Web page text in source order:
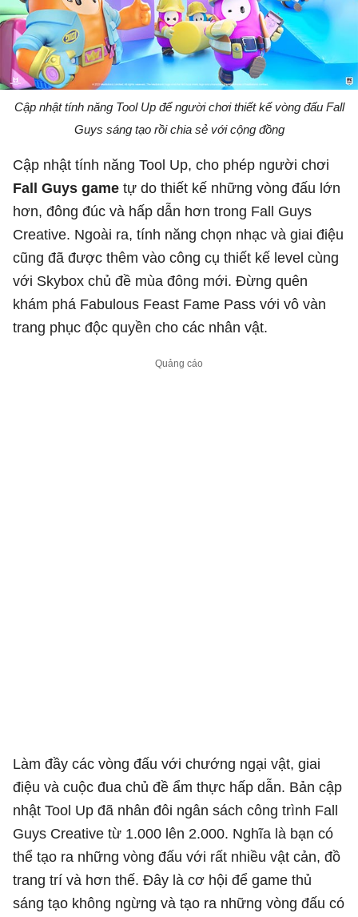
Cập nhật tính năng Tool Up để người chơi thiết kế vòng đấu Fall
Guys sáng tạo rồi chia sẻ với cộng đồng
Cập nhật tính năng Tool Up, cho phép người chơi
Fall Guys game tự do thiết kế những vòng đấu lớn
hơn, đông đúc và hấp dẫn hơn trong Fall Guys
Creative. Ngoài ra, tính năng chọn nhạc và giai điệu
cũng đã được thêm vào công cụ thiết kế level cùng
với Skybox chủ đề mùa đông mới. Đừng quên
khám phá Fabulous Feast Fame Pass với vô vàn
trang phục độc quyền cho các nhân vật.
Làm đầy các vòng đấu với chướng ngại vật, giai
điệu và cuộc đua chủ đề ẩm thực hấp dẫn. Bản cập
nhật Tool Up đã nhân đôi ngân sách công trình Fall
Guys Creative từ 1.000 lên 2.000. Nghĩa là bạn có
thể tạo ra những vòng đấu với rất nhiều vật cản, đồ
trang trí và hơn thế. Đây là cơ hội để game thủ
sáng tạo không ngừng và tạo ra những vòng đấu có